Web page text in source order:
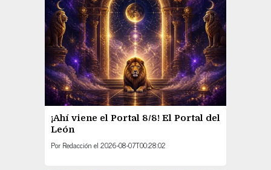
¡Ahí viene el Portal 8/8! El Portal del
León
Por Redacción el 2026-08-07T00:28:02